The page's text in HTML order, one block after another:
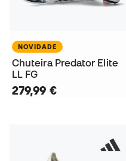
NOVIDADE
Chuteira Predator Elite
LL FG
279,99 €